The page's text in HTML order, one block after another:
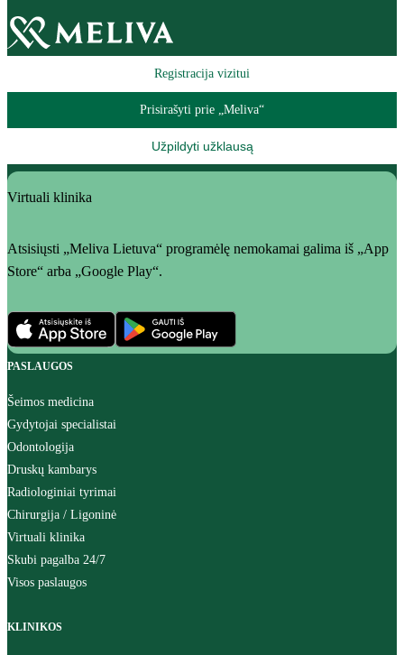
Registracija vizitui
Prisirašyti prie „Meliva“
Užpildyti užklausą
Virtuali klinika
Atsisiųsti „Meliva Lietuva“ programėlę nemokamai galima iš „App
Store“ arba „Google Play“.
PASLAUGOS
Šeimos medicina
Gydytojai specialistai
Odontologija
Druskų kambarys
Radiologiniai tyrimai
Chirurgija / Ligoninė
Virtuali klinika
Skubi pagalba 24/7
Visos paslaugos
KLINIKOS